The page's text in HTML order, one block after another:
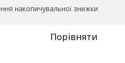
накопичувальної знижки
Порівняти